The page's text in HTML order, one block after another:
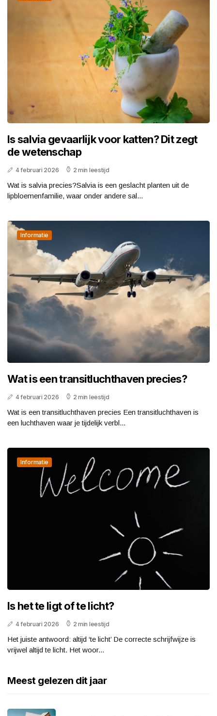
Is salvia gevaarlijk voor katten? Dit zegt
de wetenschap
4 februari 2026 2 min leestijd
Wat is salvia precies?Salvia is een geslacht planten uit de
lipbloemenfamilie, waar onder andere sal...
Informatie
Wat is een transitluchthaven precies?
4 februari 2026 2 min leestijd
Wat is een transitluchthaven precies Een transitluchthaven is
een luchthaven waar je tijdelijk verbl...
Informatie
Is het te ligt of te licht?
4 februari 2026 2 min leestijd
Het juiste antwoord: altijd ‘te licht’ De correcte schrijfwijze is
vrijwel altijd te licht. Het woor...
Meest gelezen dit jaar